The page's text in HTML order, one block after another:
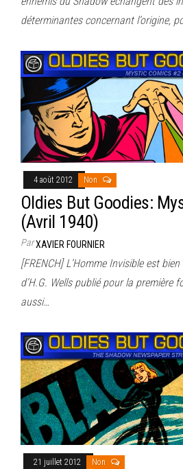
déterminantes concernant l’origine,
4 août 2012 Non
Oldies But Goodies:
(Avril 1940)
ParXAVIER FOURNIER
[FRENCH] L’Homme Invisible est
d’H.G. Wells publié pour la première
aussi…
21 juillet 2012 Non